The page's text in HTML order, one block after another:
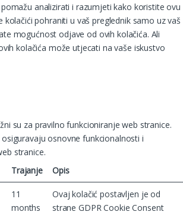
analizirati i razumjeti kako koristite ovu
kolačići pohraniti u vaš preglednik samo uz vaš
mogućnost odjave od ovih kolačića. Ali
kolačića može utjecati na vaše iskustvo
su za pravilno funkcioniranje web stranice.
osnovne funkcionalnosti i
stranice.
Trajanje Opis
11
months
Ovaj kolačić postavljen je od
strane GDPR Cookie Consent